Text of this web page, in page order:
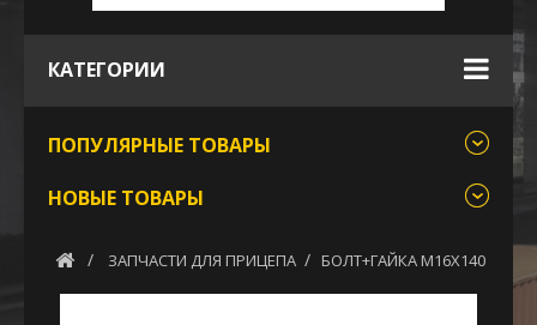
КАТЕГОРИИ
ПОПУЛЯРНЫЕ ТОВАРЫ
НОВЫЕ ТОВАРЫ
ЗАПЧАСТИ ДЛЯ ПРИЦЕПА БОЛТ+ГАЙКА М16Х140